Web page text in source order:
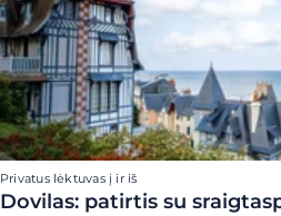
Privatus lėktuvas į ir iš
Dovilas: patirtis su